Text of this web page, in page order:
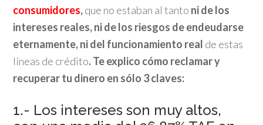
consumidores,que no estaban al tanto ni de los
intereses reales, ni de los riesgos de endeudarse
eternamente, ni del funcionamiento real de estas
líneas de crédito. Te explico cómo reclamar y
recuperar tu dinero en sólo 3 claves:
1.- Los intereses son muy altos,